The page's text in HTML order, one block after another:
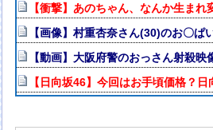
【衝撃】あのちゃん、なんか生ま
【画像】村重杏奈さん(30)のお〇
【動画】大阪府警のおっさん射殺
【日向坂46】今回はお手頃価格？